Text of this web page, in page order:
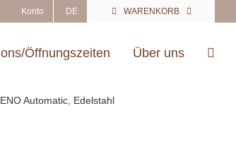
Konto DE WARENKORB
Öffnungszeiten Über uns
Automatic, Edelstahl